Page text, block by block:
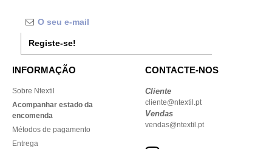
Registe-se!
INFORMAÇÃO
Sobre Ntextil
Acompanhar estado da
encomenda
Métodos de pagamento
Entrega
CONTACTE-NOS
Cliente
cliente@ntextil.pt
Vendas
vendas@ntextil.pt